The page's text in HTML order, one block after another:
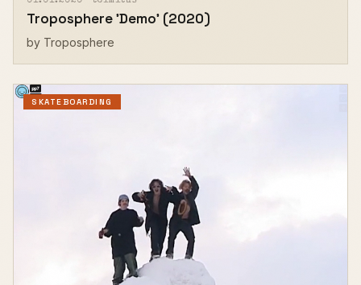
Troposphere ’Demo’ (2020)
by Troposphere
SKATEBOARDING